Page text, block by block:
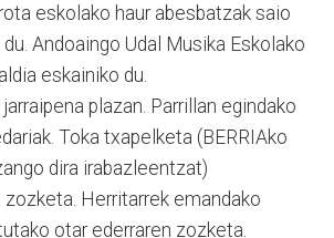
eskolako haur abesbatzak saio
Andoaingo Udal Musika Eskolako
eskainiko du.
plazan. Parrillan egindako
Toka txapelketa (BERRIAko
dira irabazleentzat)
Herritarrek emandako
otar ederraren zozketa.